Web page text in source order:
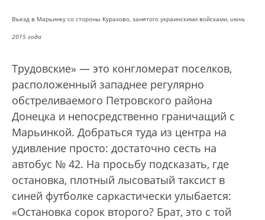
Въезд в Марьинку со стороны Курахово, занятого украинскими войсками, июнь
2015 года
Трудовские» — это конгломерат поселков,
расположенный западнее регулярно
обстреливаемого Петровского района
Донецка и непосредственно граничащий с
Марьинкой. Добраться туда из центра на
удивление просто: достаточно сесть на
автобус № 42. На просьбу подсказать, где
остановка, плотный лысоватый таксист в
синей футболке саркастически улыбается:
«Остановка сорок второго? Брат, это с той